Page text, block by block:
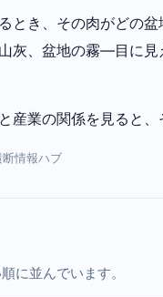
とき、その肉がどの
灰、盆地の霧—目に
業の関係を見ると、
情報ハブ
に並んでいます。